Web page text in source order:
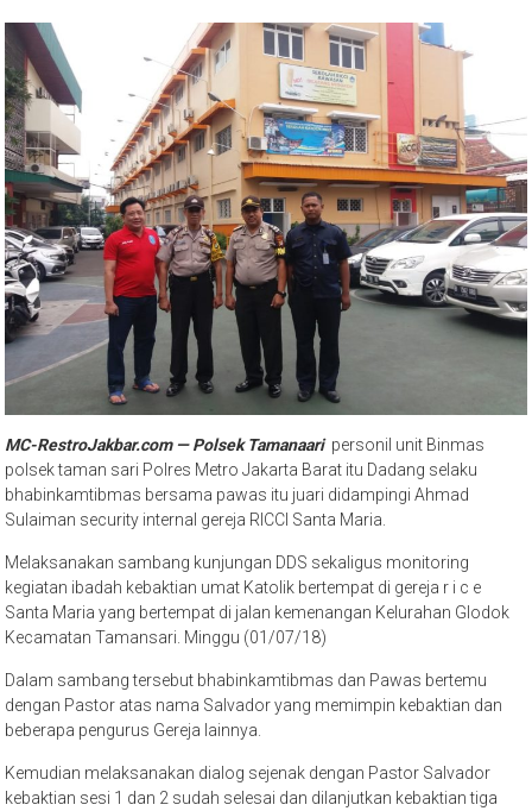
MC-RestroJakbar.com — Polsek Tamanaaripersonil unit Binmas
polsek taman sari Polres Metro Jakarta Barat itu Dadang selaku
bhabinkamtibmas bersama pawas itu juari didampingi Ahmad
Sulaiman security internal gereja RICCI Santa Maria.
Melaksanakan sambang kunjungan DDS sekaligus monitoring
kegiatan ibadah kebaktian umat Katolik bertempat di gereja r i c e
Santa Maria yang bertempat di jalan kemenangan Kelurahan Glodok
Kecamatan Tamansari. Minggu (01/07/18)
Dalam sambang tersebut bhabinkamtibmas dan Pawas bertemu
dengan Pastor atas nama Salvador yang memimpin kebaktian dan
beberapa pengurus Gereja lainnya.
Kemudian melaksanakan dialog sejenak dengan Pastor Salvador
kebaktian sesi 1 dan 2 sudah selesai dan dilanjutkan kebaktian tiga